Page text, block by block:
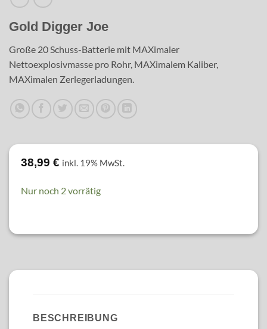
Gold Digger Joe
Große 20 Schuss-Batterie mit MAXimaler
Nettoexplosivmasse pro Rohr, MAXimalem Kaliber,
MAXimalen Zerlegerladungen.
38,99 € inkl. 19% MwSt.
Nur noch 2 vorrätig
BESCHREIBUNG